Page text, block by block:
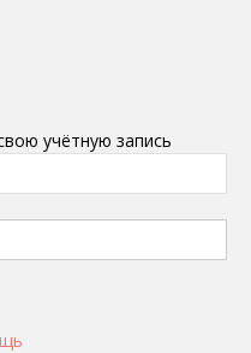
учётную запись